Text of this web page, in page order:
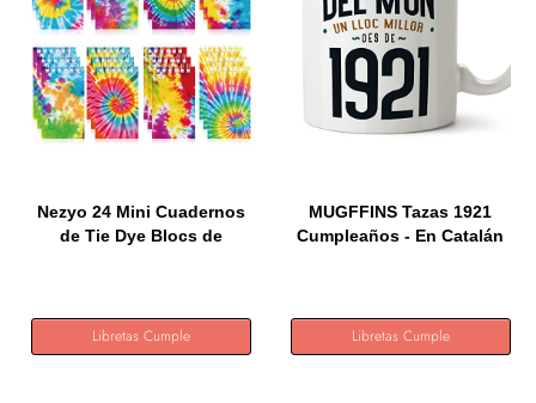
Nezyo 24 Mini Cuadernos
de Tie Dye Blocs de
Libretas Cumple
MUGFFINS Tazas 1921
Cumpleaños - En Catalán
Libretas Cumple